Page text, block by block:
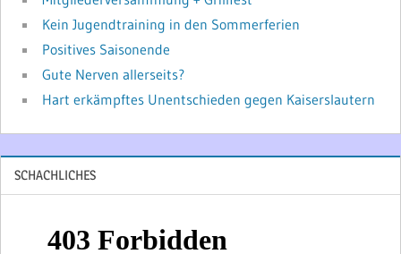
Kein Jugendtraining in den Sommerferien
Positives Saisonende
Gute Nerven allerseits?
Hart erkämpftes Unentschieden gegen Kaiserslautern
SCHACHLICHES